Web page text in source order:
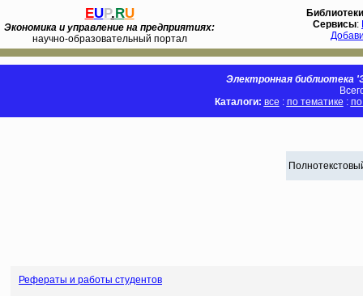
EUP.RU
Экономика и управление на предприятиях:
научно-образовательный портал
Библиотеки
Сервисы:
Электронная библиотека
Каталоги: все : по тематике :
Рефераты и работы студентов